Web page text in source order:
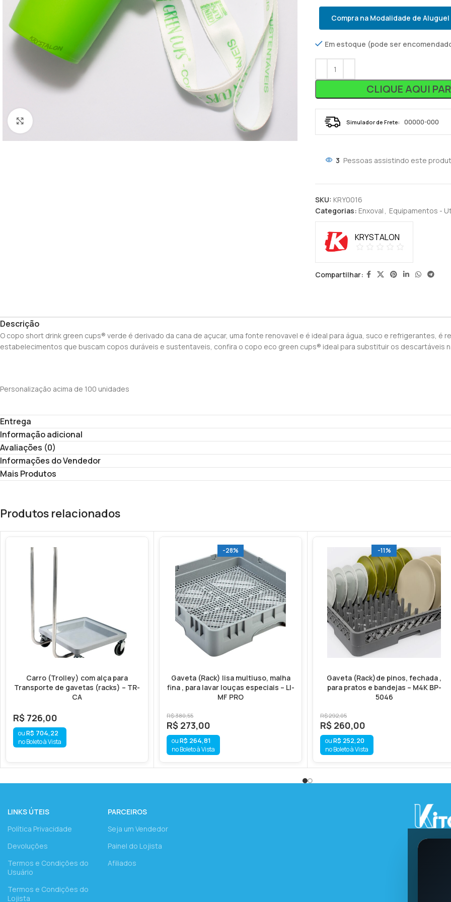
Compra na Modalidade de Aluguel
Em estoque (pode ser
CLIQUE AQUI
Simulador de Frete:
3 Pessoas assistindo este
SKU: KRY0016
Categorias: Enxoval , Equipamentos -
KRYSTALON
Compartilhar:
Descrição
O copo short drink green cups® verde é derivado da cana de açucar, uma fonte renovavel e é ideal para água, suco e refrigerantes,
estabelecimentos que buscam copos duráveis e sustentaveis, confira o copo eco green cups® ideal para substituir os descartáveis
Personalização acima de 100 unidades
Entrega
Informação adicional
Avaliações (0)
Informações do Vendedor
Mais Produtos
Produtos relacionados
Carro (Trolley) com alça para
Transporte de gavetas (racks) – TR-
CA
R$ 726,00
R$ 704,22
no Boleto à Vista
-28%
Gaveta (Rack) lisa multiuso, malha
fina , para lavar louças especiais – LI-
MF PRO
R$380,55
R$ 273,00
R$ 264,81
no Boleto à Vista
-11%
Gaveta (Rack)de pinos, fechada ,
para pratos e bandejas – M4K BP-
5046
R$292,05
R$ 260,00
R$ 252,20
no Boleto à Vista
LINKS ÚTEIS
Política Privacidade
Devoluções
Termos e Condições do
Usuário
Termos e Condições do
Lojista
PARCEIROS
Seja um Vendedor
Painel do Lojista
Afiliados